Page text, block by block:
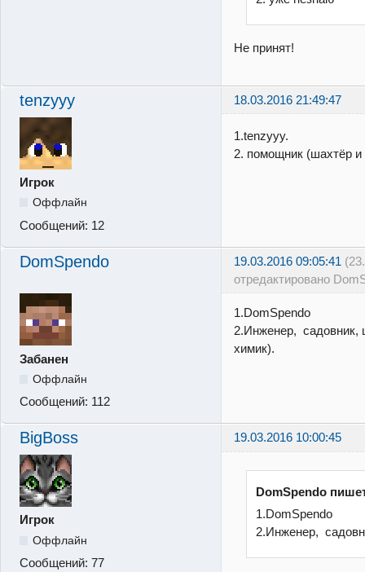
Не принят!
tenzyyy 18.03.2016 21:49:47
Игрок
Оффлайн
Сообщений: 12
1.tenzyyy.
2. помощник (шахтёр и
DomSpendo 19.03.2016 09:05:41
отредактировано
Забанен
Оффлайн
Сообщений: 112
1.DomSpendo
2.Инженер, садовник,
химик).
BigBoss 19.03.2016 10:00:45
Игрок
Оффлайн
Сообщений: 77
DomSpendo
1.DomSpendo
2.Инженер,